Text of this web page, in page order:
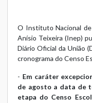
O Instituto Nacional de
Anísio Teixeira (Inep)
Diário Oficial da União
cronograma do Censo
- Em caráter
de agosto a data de
etapa do Censo